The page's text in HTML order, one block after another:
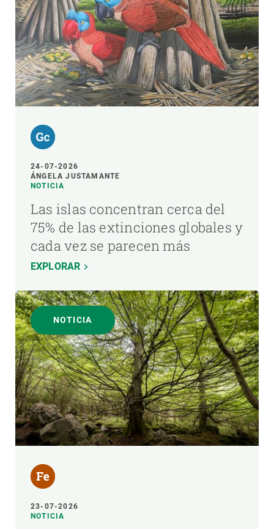
24-07-2026
ÁNGELA JUSTAMANTE
NOTICIA
Las islas concentran cerca del
75% de las extinciones globales y
cada vez se parecen más
EXPLORAR
NOTICIA
23-07-2026
NOTICIA